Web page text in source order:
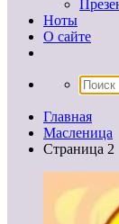
Ноты
О сайте
Главная
Масленица
Страница 2